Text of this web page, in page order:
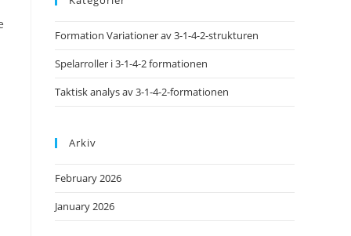
Formation Variationer av 3-1-4-2-strukturen
Spelarroller i 3-1-4-2 formationen
Taktisk analys av 3-1-4-2-formationen
Arkiv
February 2026
January 2026